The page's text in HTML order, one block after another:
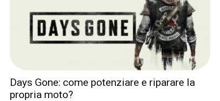
Days Gone: come potenziare e riparare la
propria moto?